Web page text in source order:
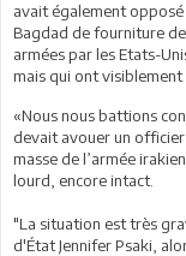
avait également
Bagdad de fourniture
armées par les Etats-
mais qui ont
«Nous nous battions
devait avouer un
masse de l’armée
lourd, encore intact.
"La situation est très
d'État Jennifer Psaki,